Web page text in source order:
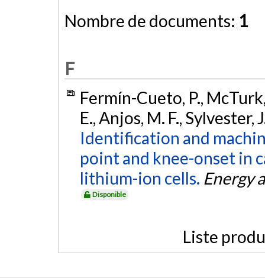
Nombre de documents: 1
F
Fermín-Cueto, P.,
E., Anjos, M. F., Sylvester,
Identification and
point and knee-onset in
lithium-ion cells. Energy
Disponible
Liste